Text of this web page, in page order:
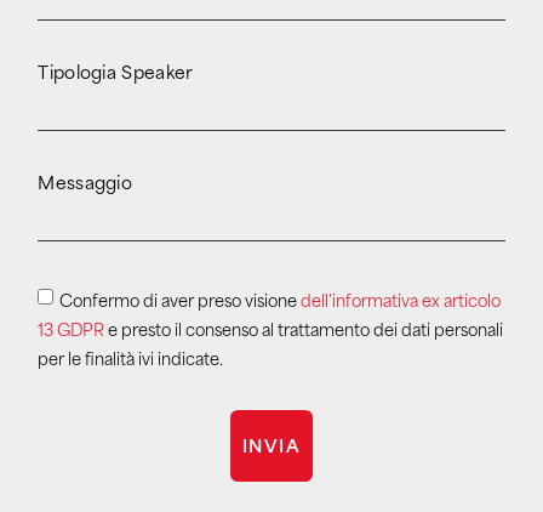
Tipologia Speaker
Messaggio
Confermo di aver preso visionedell'informativa ex articolo
13 GDPRe presto il consenso al trattamento dei dati personali
per le finalità ivi indicate.
INVIA